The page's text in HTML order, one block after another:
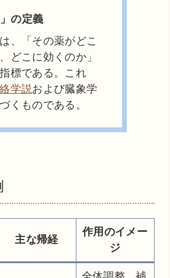
」の定義
、「その薬がどこ
どこに効くのか」
標である。これ
学説および臓象学
くものである。
主な帰経
作用のイメー
ジ